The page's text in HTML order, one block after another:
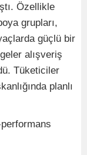
Özellikle
grupları,
güçlü bir
alışveriş
Tüketiciler
planlı